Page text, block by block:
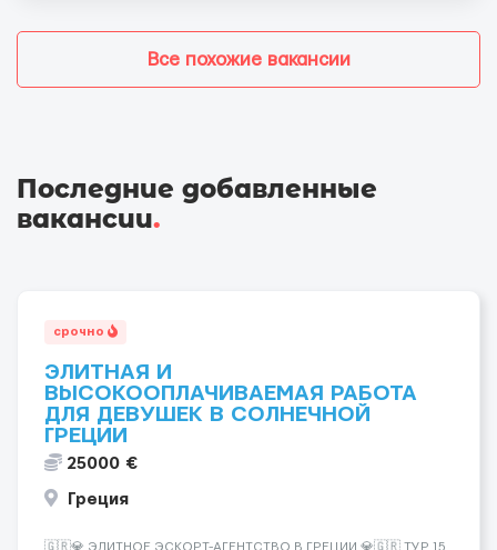
Все похожие вакансии
Последние добавленные
вакансии.
срочно
ЭЛИТНАЯ И
ВЫСОКООПЛАЧИВАЕМАЯ РАБОТА
ДЛЯ ДЕВУШЕК В СОЛНЕЧНОЙ
ГРЕЦИИ
25000 €
Греция
🇬🇷💎 ЭЛИТНОЕ ЭСКОРТ-АГЕНТСТВО В ГРЕЦИИ 💎🇬🇷 ТУР 15